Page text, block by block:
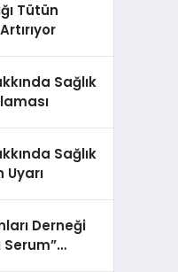
Tütün
Sağlık
Sağlık
Uyarı
Derneği
Serum”